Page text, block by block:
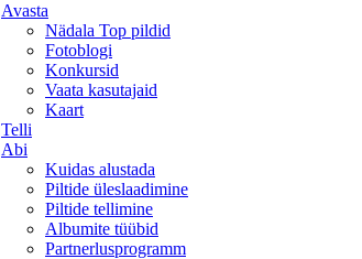
Avasta
Nädala Top pildid
Fotoblogi
Konkursid
Vaata kasutajaid
Kaart
Telli
Abi
Kuidas alustada
Piltide üleslaadimine
Piltide tellimine
Albumite tüübid
Partnerlusprogramm